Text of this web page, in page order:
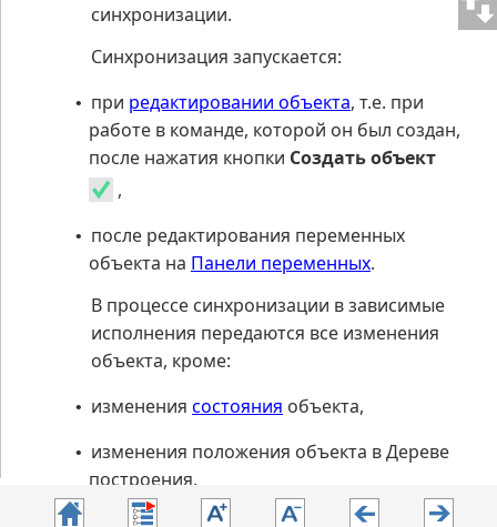
синхронизации.
Синхронизация запускается:
• при редактировании объекта, т.е. при
работе в команде, которой он был создан,
после нажатия кнопки Создать объект
,
• после редактирования переменных
объекта на Панели переменных.
В процессе синхронизации в зависимые
исполнения передаются все изменения
объекта, кроме:
• изменения состояния объекта,
• изменения положения объекта в Дереве
построения,